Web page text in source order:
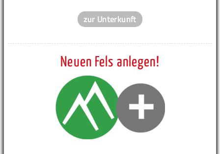
zur Unterkunft
Neuen Fels anlegen!